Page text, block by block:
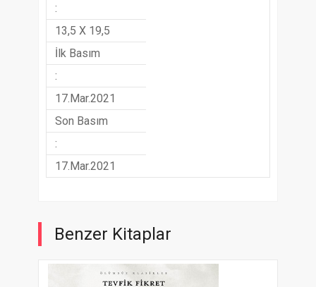
:
13,5 X 19,5
İlk Basım
:
17.Mar.2021
Son Basım
:
17.Mar.2021
Benzer Kitaplar